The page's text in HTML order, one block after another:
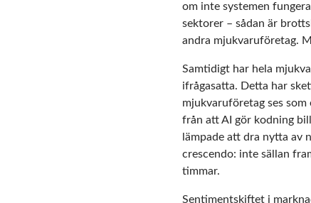
om inte systemen
sektorer – sådan är
andra mjukvaruföretag.
Samtidigt har hela
ifrågasatta. Detta har
mjukvaruföretag ses
från att AI gör kodning
lämpade att dra nytta av
crescendo: inte sällan
timmar.
Sentimentskiftet i